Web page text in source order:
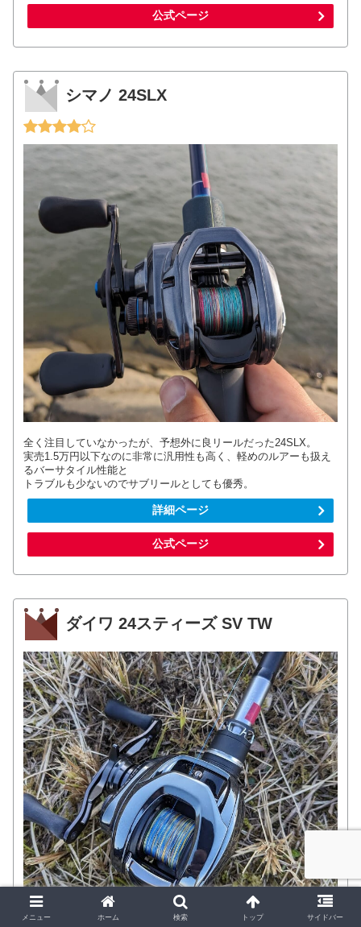
公式ページ
シマノ 24SLX
全く注目していなかったが、予想外に良リールだった24SLX。
実売1.5万円以下なのに非常に汎用性も高く、軽めのルアーも扱え
るバーサタイル性能と
トラブルも少ないのでサブリールとしても優秀。
詳細ページ
公式ページ
ダイワ 24スティーズ SV TW
メニュー ホーム 検索 トップ サイドバー